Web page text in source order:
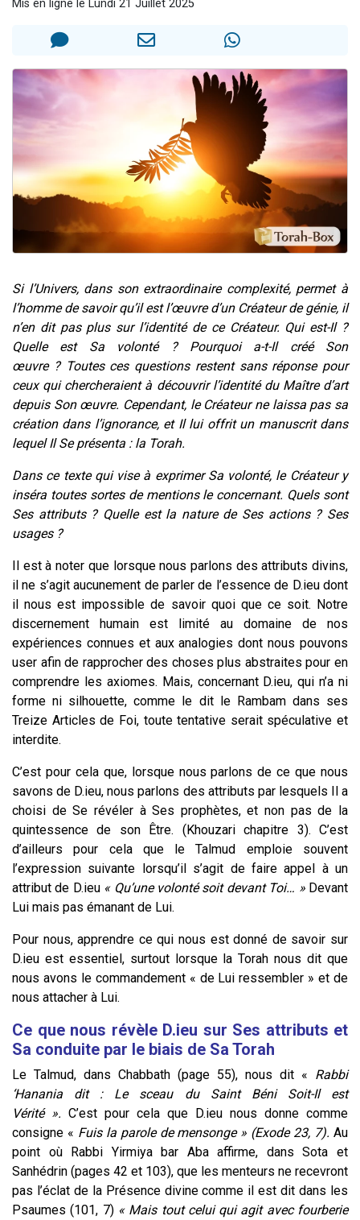
30 personnes viennent de faire un don pour Sauvez la jambe de Yohan
12 nouvelles musiques dans Torah-Box Music
29 personnes viennent de demander une bénédiction
Mis en ligne le Lundi 21 Juillet 2025
Si l’Univers, dans son extraordinaire complexité, permet à
l’homme de savoir qu’il est l’œuvre d’un Créateur de génie, il
n’en dit pas plus sur l’identité de ce Créateur. Qui est-Il ?
Quelle est Sa volonté ? Pourquoi a-t-Il créé Son
œuvre ? Toutes ces questions restent sans réponse pour
ceux qui chercheraient à découvrir l’identité du Maître d’art
depuis Son œuvre. Cependant, le Créateur ne laissa pas sa
création dans l’ignorance, et Il lui offrit un manuscrit dans
lequel Il Se présenta : la Torah.
Dans ce texte qui vise à exprimer Sa volonté, le Créateur y
inséra toutes sortes de mentions le concernant. Quels sont
Ses attributs ? Quelle est la nature de Ses actions ? Ses
usages ?
Il est à noter que lorsque nous parlons des attributs divins,
il ne s’agit aucunement de parler de l’essence de D.ieu dont
il nous est impossible de savoir quoi que ce soit. Notre
discernement humain est limité au domaine de nos
expériences connues et aux analogies dont nous pouvons
user afin de rapprocher des choses plus abstraites pour en
comprendre les axiomes. Mais, concernant D.ieu, qui n’a ni
forme ni silhouette, comme le dit le Rambam dans ses
Treize Articles de Foi, toute tentative serait spéculative et
interdite.
C’est pour cela que, lorsque nous parlons de ce que nous
savons de D.ieu, nous parlons des attributs par lesquels Il a
choisi de Se révéler à Ses prophètes, et non pas de la
quintessence de son Être. (Khouzari chapitre 3). C’est
d’ailleurs pour cela que le Talmud emploie souvent
l’expression suivante lorsqu’il s’agit de faire appel à un
attribut de D.ieu « Qu’une volonté soit devant Toi… » Devant
Lui mais pas émanant de Lui.
Pour nous, apprendre ce qui nous est donné de savoir sur
D.ieu est essentiel, surtout lorsque la Torah nous dit que
nous avons le commandement « de Lui ressembler » et de
nous attacher à Lui.
Ce que nous révèle D.ieu sur Ses attributs et
Sa conduite par le biais de Sa Torah
Le Talmud, dans Chabbath (page 55), nous dit « Rabbi
‘Hanania dit : Le sceau du Saint Béni Soit-Il est
Vérité ». C’est pour cela que D.ieu nous donne comme
consigne « Fuis la parole de mensonge » (Exode 23, 7).Au
point où Rabbi Yirmiya bar Aba affirme, dans Sota et
Sanhédrin (pages 42 et 103), que les menteurs ne recevront
pas l’éclat de la Présence divine comme il est dit dans les
Psaumes (101, 7)« Mais tout celui qui agit avec fourberie